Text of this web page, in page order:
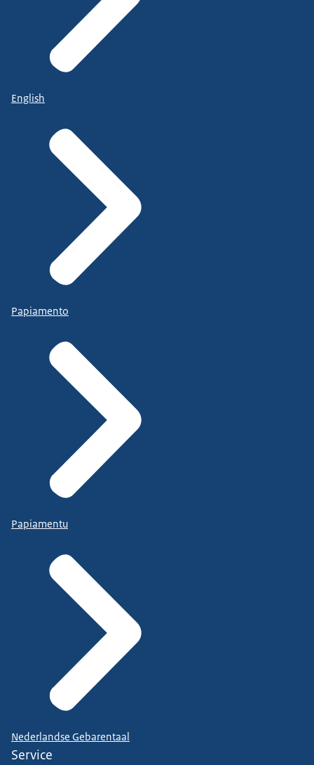
English
Papiamento
Papiamentu
Nederlandse Gebarentaal
Service